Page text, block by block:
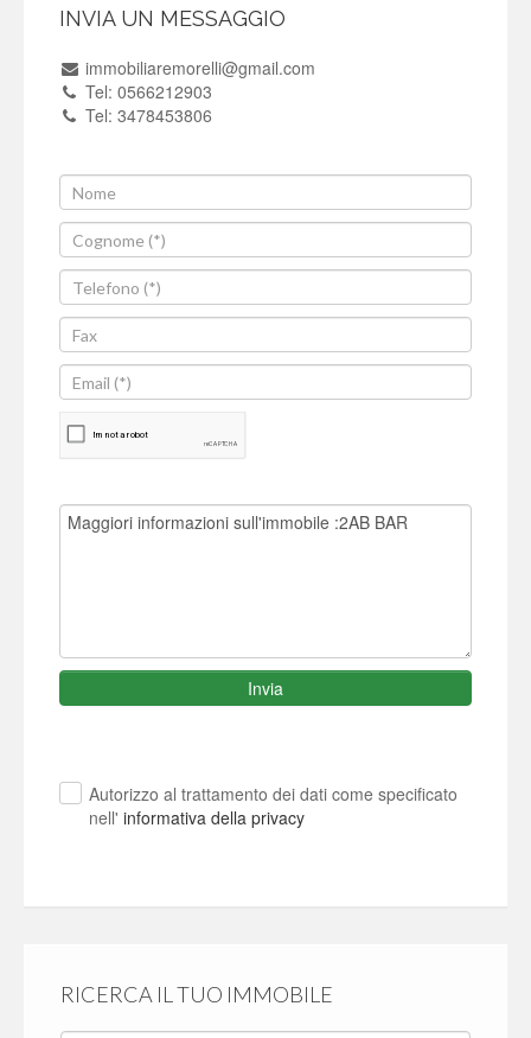
INVIA UN MESSAGGIO
immobiliaremorelli@gmail.com
Tel: 0566212903
Tel: 3478453806
Invia
Autorizzo al trattamento dei dati come specificato
nell' informativa della privacy
RICERCA IL TUO IMMOBILE